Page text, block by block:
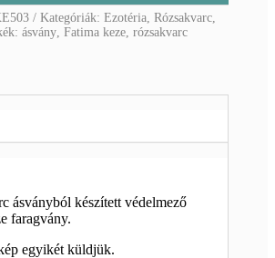
Kategóriák:Ezotéria ,Rózsakvarc
ásvány ,Fatima keze ,rózsakvarc
ásványból készített védelmező
faragvány.
egyikét küldjük.